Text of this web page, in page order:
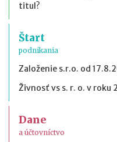
titul?
Štart
podnikania
Založenie s.r.o. od
Živnosť vs s. r. o. v roku
Dane
a účtovníctvo